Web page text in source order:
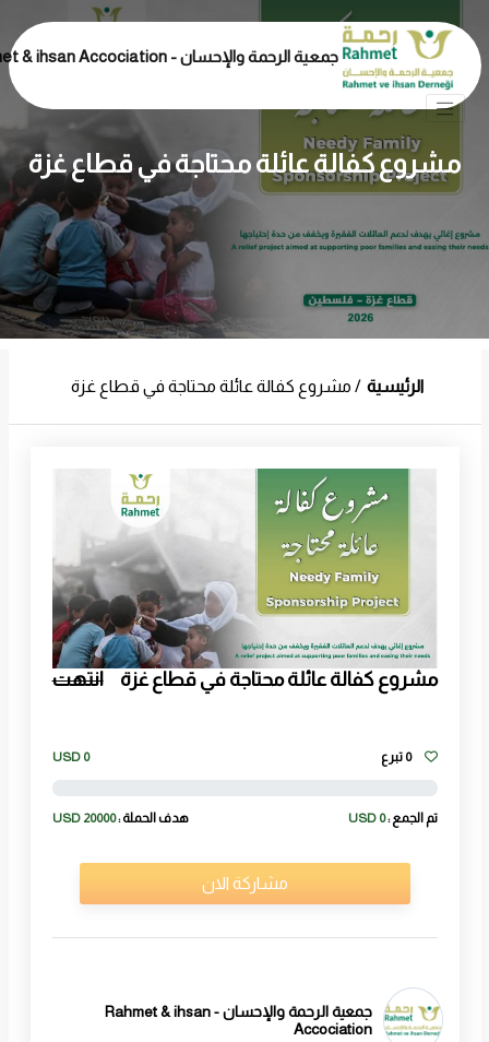
جمعية الرحمة والإحسان - Rahmet & ihsan Accociation
مشروع كفالة عائلة محتاجة في قطاع غزة
الرئيسية مشروع كفالة عائلة محتاجة في قطاع غزة
مشروع كفالة عائلة محتاجة في قطاع غزة انتهت
0 تبرع 0
USD
تم الجمع :0 USD هدف الحملة :20000 USD
مشاركة الان
جمعية الرحمة والإحسان - Rahmet & ihsan
Accociation